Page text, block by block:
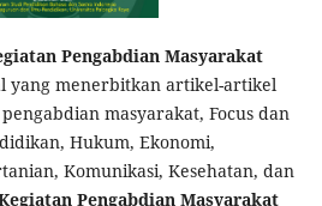
Pengabdian Masyarakat
yang menerbitkan artikel-artikel
masyarakat, Focus dan
Hukum, Ekonomi,
Komunikasi, Kesehatan, dan
Pengabdian Masyarakat